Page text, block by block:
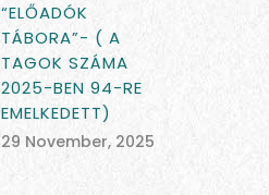
“ELŐADÓK
TÁBORA”- ( A
TAGOK SZÁMA
2025-BEN 94-RE
EMELKEDETT)
29 November, 2025